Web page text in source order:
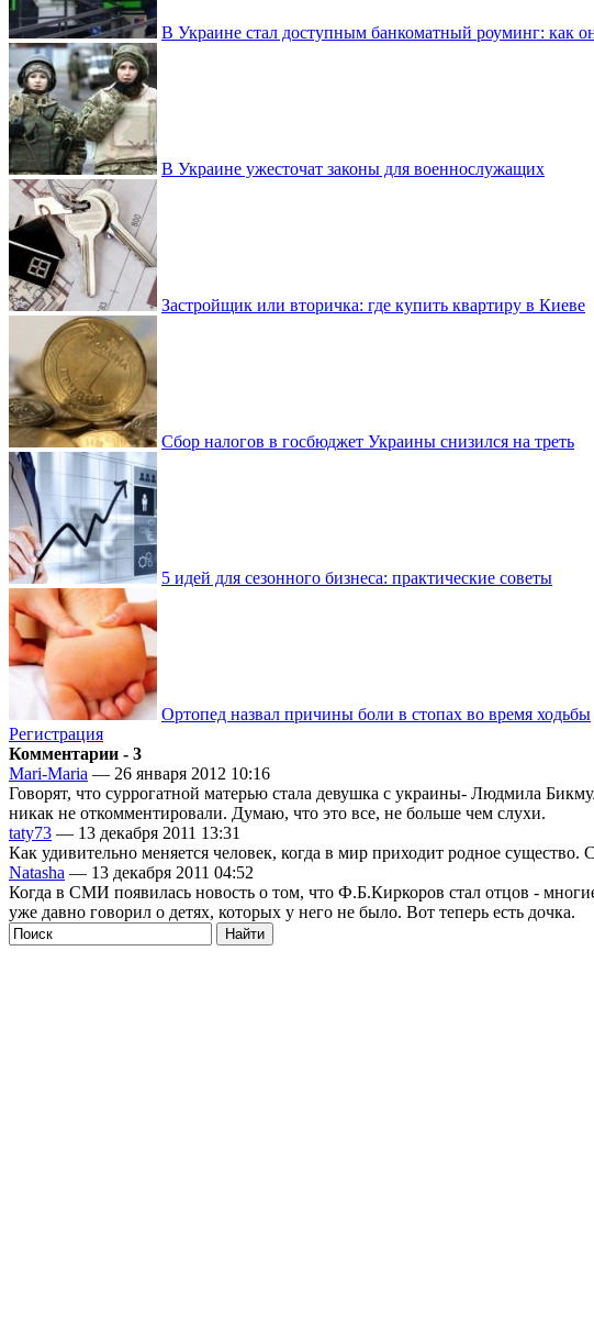
В Украине стал доступным банкоматный роуминг: как
В Украине ужесточат законы для военнослужащих
Застройщик или вторичка: где купить квартиру в Киеве
Сбор налогов в госбюджет Украины снизился на треть
5 идей для сезонного бизнеса: практические советы
Ортопед назвал причины боли в стопах во время ходьбы
Регистрация
Комментарии - 3
Mari-Maria — 26 января 2012 10:16
Говорят, что суррогатной матерью стала девушка с украины- Людмила
никак не откомментировали. Думаю, что это все, не больше чем слухи.
taty73 — 13 декабря 2011 13:31
Как удивительно меняется человек, когда в мир приходит родное
Natasha — 13 декабря 2011 04:52
Когда в СМИ появилась новость о том, что Ф.Б.Киркоров стал отцов -
уже давно говорил о детях, которых у него не было. Вот теперь есть дочка.